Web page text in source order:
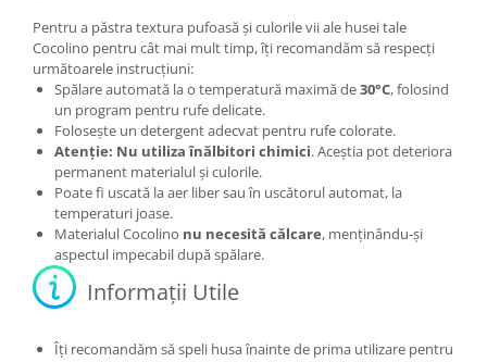
Pentru a păstra textura pufoasă și culorile vii ale husei tale
Cocolino pentru cât mai mult timp, îți recomandăm să respecți
următoarele instrucțiuni:
Spălare automată la o temperatură maximă de30°C, folosind
un program pentru rufe delicate.
Folosește un detergent adecvat pentru rufe colorate.
Atenție: Nu utiliza înălbitori chimici. Aceștia pot deteriora
permanent materialul și culorile.
Poate fi uscată la aer liber sau în uscătorul automat, la
temperaturi joase.
Materialul Cocolino nu necesită călcare, menținându-și
aspectul impecabil după spălare.
Informații Utile
Îți recomandăm să speli husa înainte de prima utilizare pentru